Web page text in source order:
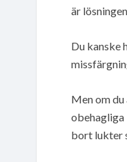
är
Du kanske
Men om du
obehagliga
bort lukter